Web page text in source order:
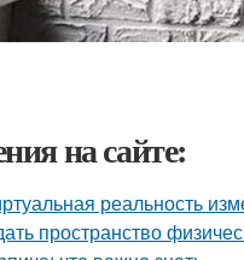
на сайте:
реальность
пространство